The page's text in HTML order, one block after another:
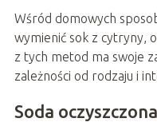
Wśród domowych
wymienić sok z cytryny,
z tych metod ma swoje
zależności od rodzaju i
Soda oczyszczona